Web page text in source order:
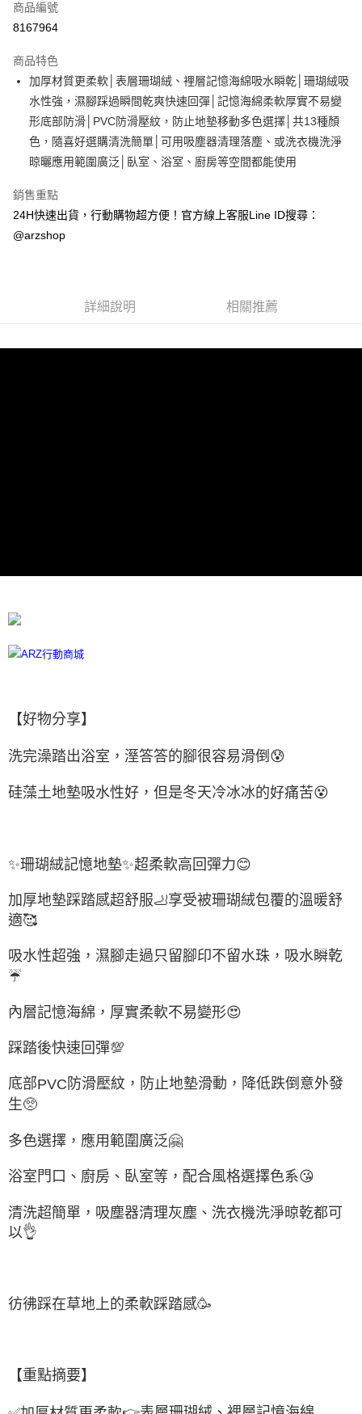
超商取貨付款
Apple Pay
街口支付
Google Pay
全盈+PAY
ATM付款
運送方式
商品編號
8167964
商品特色
加厚材質更柔軟│表層珊瑚絨、裡層記憶海綿吸水瞬乾│珊瑚絨吸
水性強，濕腳踩過瞬間乾爽快速回彈│記憶海綿柔軟厚實不易變
形底部防滑│PVC防滑壓紋，防止地墊移動多色選擇│共13種顏
色，隨喜好選購清洗簡單│可用吸塵器清理落塵、或洗衣機洗淨
晾曬應用範圍廣泛│臥室、浴室、廚房等空間都能使用
銷售重點
24H快速出貨，行動購物超方便！官方線上客服Line ID搜尋：
@arzshop
詳細說明 相關推薦
【好物分享】
洗完澡踏出浴室，溼答答的腳很容易滑倒 😰
硅藻土地墊吸水性好，但是冬天冷冰冰的好痛苦😵
✨珊瑚絨記憶地墊✨超柔軟高回彈力😊
加厚地墊踩踏感超舒服🦶享受被珊瑚絨包覆的溫暖舒
適🥰
吸水性超強，濕腳走過只留腳印不留水珠，吸水瞬乾
☔
內層記憶海綿，厚實柔軟不易變形😍
踩踏後快速回彈💯
底部PVC 防滑壓紋，防止地墊滑動，降低跌倒意外發
生🥺
多色選擇，應用範圍廣泛🤗
浴室門口、廚房、臥室等，配合風格選擇色系😘
清洗超簡單，吸塵器清理灰塵、洗衣機洗淨晾乾都可
以👌
彷彿踩在草地上的柔軟踩踏感🥳
【重點摘要】